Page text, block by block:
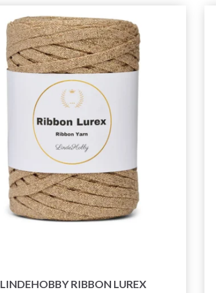
LINDEHOBBY RIBBON LUREX